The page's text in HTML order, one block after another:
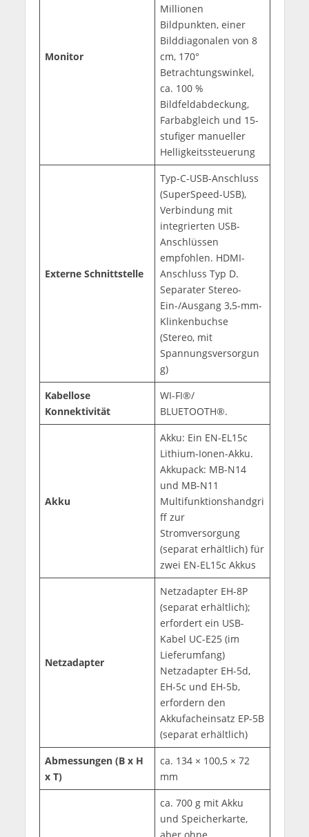
Monitor
Millionen
Bildpunkten, einer
Bilddiagonalen von 8
cm, 170°
Betrachtungswinkel,
ca. 100 %
Bildfeldabdeckung,
Farbabgleich und 15-
stufiger manueller
Helligkeitssteuerung
Externe Schnittstelle
Typ-C-USB-Anschluss
(SuperSpeed-USB),
Verbindung mit
integrierten USB-
Anschlüssen
empfohlen. HDMI-
Anschluss Typ D.
Separater Stereo-
Ein-/Ausgang 3,5-mm-
Klinkenbuchse
(Stereo, mit
Spannungsversorgun
g)
Kabellose
Konnektivität
WI-FI®/
BLUETOOTH®.
Akku
Akku: Ein EN-EL15c
Lithium-Ionen-Akku.
Akkupack: MB-N14
und MB-N11
Multifunktionshandgri
ff zur
Stromversorgung
(separat erhältlich) für
zwei EN-EL15c Akkus
Netzadapter
Netzadapter EH-8P
(separat erhältlich);
erfordert ein USB-
Kabel UC-E25 (im
Lieferumfang)
Netzadapter EH-5d,
EH-5c und EH-5b,
erfordern den
Akkufacheinsatz EP-5B
(separat erhältlich)
Abmessungen (B x H
x T)
ca. 134 × 100,5 × 72
mm
ca. 700 g mit Akku
und Speicherkarte,